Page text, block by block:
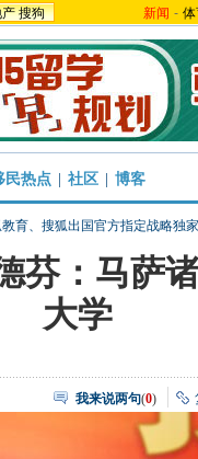
搜狗 新闻 -
民热点 社区 博客
育、搜狐出国官方指定战略独
芬：马萨
大学
我来说两句(0)